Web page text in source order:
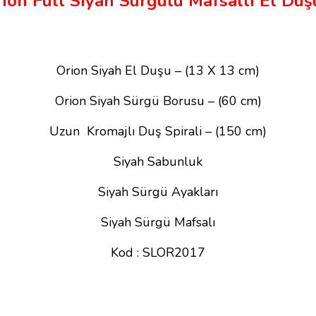
Orion Siyah El Duşu – (13 X 13 cm)
Orion Siyah Sürgü Borusu – (60 cm)
Uzun Kromajlı Duş Spirali – (150 cm)
Siyah Sabunluk
Siyah Sürgü Ayakları
Siyah Sürgü Mafsalı
Kod : SLOR2017